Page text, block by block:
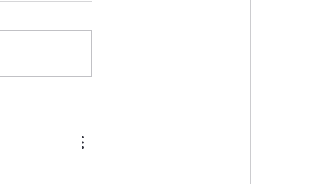
siempre feliz? (Mt 16,24-28)